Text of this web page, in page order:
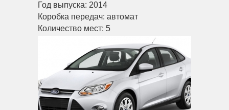
Год выпуска: 2014
Коробка передач: автомат
Количество мест: 5